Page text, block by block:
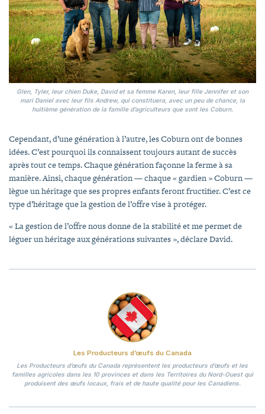
Glen, Tyler, leur chien Duke, David et sa femme Karen, leur fille Jennifer et son
mari Daniel avec leur fils Andrew, qui constituera, avec un peu de chance, la
huitième génération de la famille d’agriculteurs que sont les Coburn.
Cependant, d’une génération à l’autre, les Coburn ont de bonnes
idées. C’est pourquoi ils connaissent toujours autant de succès
après tout ce temps. Chaque génération façonne la ferme à sa
manière. Ainsi, chaque génération — chaque « gardien » Coburn —
lègue un héritage que ses propres enfants feront fructifier. C’est ce
type d’héritage que la gestion de l’offre vise à protéger.
« La gestion de l’offre nous donne de la stabilité et me permet de
léguer un héritage aux générations suivantes », déclare David.
Les Producteurs d’œufs du Canada
Les Producteurs d’œufs du Canada représentent les producteurs d’œufs et les
familles agricoles dans les 10 provinces et dans les Territoires du Nord-Ouest qui
produisent des œufs locaux, frais et de haute qualité pour les Canadiens.